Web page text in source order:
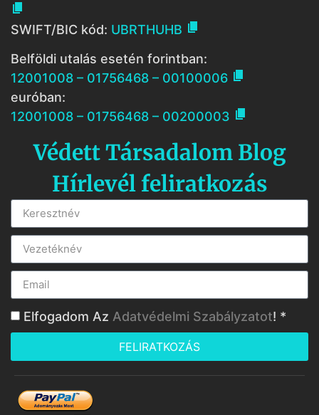

SWIFT/BIC kód: UBRTHUHB 
Belföldi utalás esetén forintban:
12001008 – 01756468 – 00100006 
euróban:
12001008 – 01756468 – 00200003 
Védett Társadalom Blog
Hírlevél feliratkozás
Elfogadom Az Adatvédelmi Szabályzatot! *
FELIRATKOZÁS